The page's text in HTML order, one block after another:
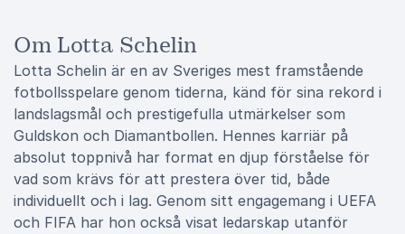
Om Lotta Schelin
Lotta Schelin är en av Sveriges mest framstående
fotbollsspelare genom tiderna, känd för sina rekord i
landslagsmål och prestigefulla utmärkelser som
Guldskon och Diamantbollen. Hennes karriär på
absolut toppnivå har format en djup förståelse för
vad som krävs för att prestera över tid, både
individuellt och i lag. Genom sitt engagemang i UEFA
och FIFA har hon också visat ledarskap utanför